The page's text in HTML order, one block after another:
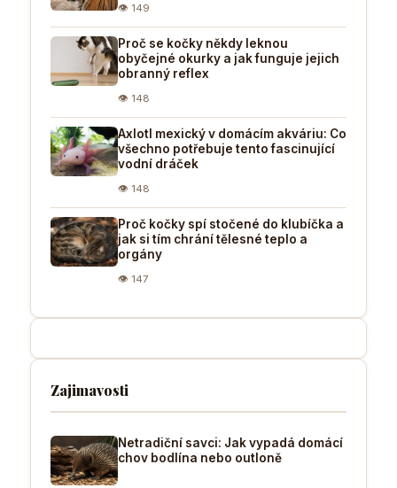
👁 149
Proč se kočky někdy leknou
obyčejné okurky a jak funguje jejich
obranný reflex
👁 148
Axlotl mexický v domácím akváriu: Co
všechno potřebuje tento fascinující
vodní dráček
👁 148
Proč kočky spí stočené do klubíčka a
jak si tím chrání tělesné teplo a
orgány
👁 147
Zajimavosti
Netradiční savci: Jak vypadá domácí
chov bodlína nebo outloně